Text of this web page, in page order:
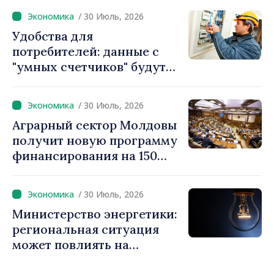
использованием
ускоренных процедур
получения разрешений
/ 30 Июль, 2026
Удобства для
потребителей: данные с
"умных счетчиков" будут
и обрабатываться
автоматически/ 30 Июль, 2026
Аграрный сектор Молдовы
получит новую программу
финансирования на 150
/ 30 Июль, 2026
Министерство энергетики:
региональная ситуация
может повлиять на